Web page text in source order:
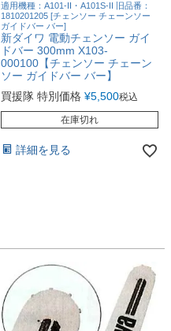
適用機種：A101-II・A101S-II 旧品番：
1810201205 [チェンソー チェーンソー
ガイドバー バー]
新ダイワ 電動チェンソー ガイ
ドバー 300mm X103-
000100【チェンソー チェーン
ソー ガイドバー バー】
買援隊 特別価格 ¥5,500税込
在庫切れ
詳細を見る